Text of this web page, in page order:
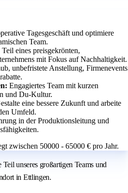
Tagesgeschäft und optimiere
Team.
Teil eines preisgekrönten,
mit Fokus auf Nachhaltigkeit.
unbefristete Anstellung, Firmenevents
Engagiertes Team mit kurzen
und Du-Kultur.
eine bessere Zukunft und arbeite
Umfeld.
in der Produktionsleitung und
zwischen 50000 - 65000 € pro Jahr.
unseres großartigen Teams und
in Ettlingen.